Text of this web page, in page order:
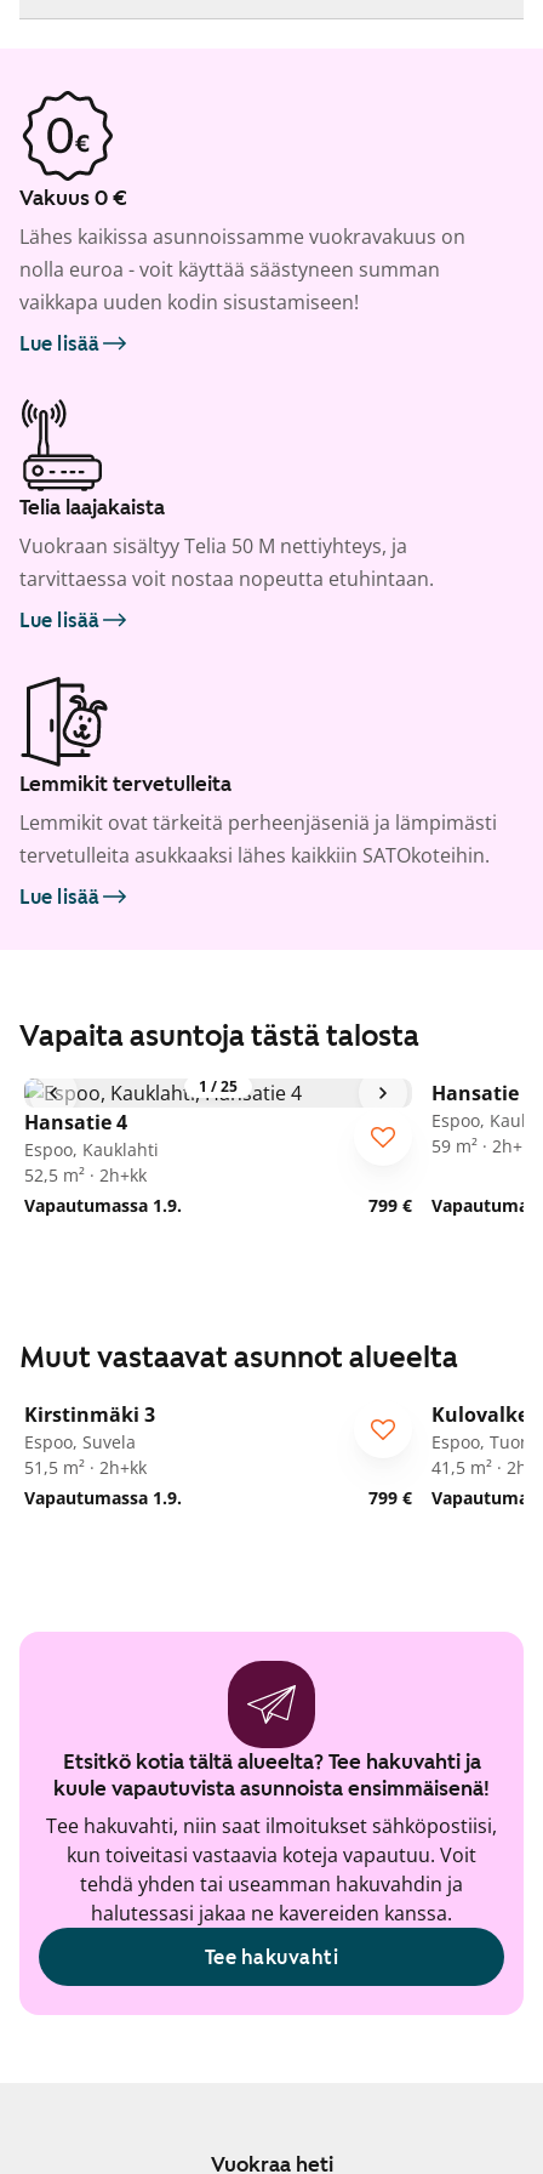
Vakuus 0 €
Lähes kaikissa asunnoissamme vuokravakuus on
nolla euroa - voit käyttää säästyneen summan
vaikkapa uuden kodin sisustamiseen!
Lue lisää
Telia laajakaista
Vuokraan sisältyy Telia 50 M nettiyhteys, ja
tarvittaessa voit nostaa nopeutta etuhintaan.
Lue lisää
Lemmikit tervetulleita
Lemmikit ovat tärkeitä perheenjäseniä ja lämpimästi
tervetulleita asukkaaksi lähes kaikkiin SATOkoteihin.
Lue lisää
Vapaita asuntoja tästä talosta
1 /25
Hansatie 4
Espoo, Kauklahti
52,5 m² · 2h+kk
Vapautumassa 1.9.
799 €
Hansatie 4
Espoo,
59 m² · 2h+k
Muut vastaavat asunnot alueelta
Kirstinmäki 3
Espoo, Suvela
51,5 m² · 2h+kk
Vapautumassa 1.9.
799 €
Espoo,
41,5 m² ·
Etsitkö kotia tältä alueelta? Tee hakuvahti ja
kuule vapautuvista asunnoista ensimmäisenä!
Tee hakuvahti, niin saat ilmoitukset sähköpostiisi,
kun toiveitasi vastaavia koteja vapautuu. Voit
tehdä yhden tai useamman hakuvahdin ja
halutessasi jakaa ne kavereiden kanssa.
Tee hakuvahti
Vuokraa heti